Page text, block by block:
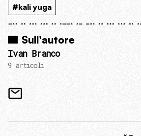
#kali yuga
Sull'autore
Ivan Branco
9 articoli